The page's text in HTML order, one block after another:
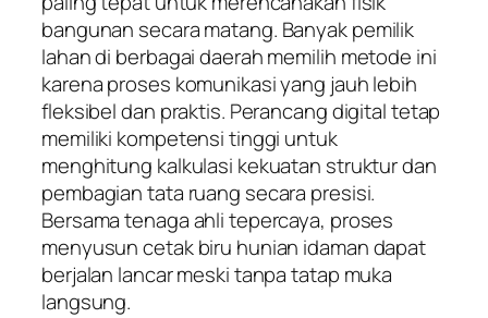
bangunan secara matang. Banyak pemilik
lahan di berbagai daerah memilih metode ini
karena proses komunikasi yang jauh lebih
fleksibel dan praktis. Perancang digital tetap
memiliki kompetensi tinggi untuk
menghitung kalkulasi kekuatan struktur dan
pembagian tata ruang secara presisi.
Bersama tenaga ahli tepercaya, proses
menyusun cetak biru hunian idaman dapat
berjalan lancar meski tanpa tatap muka
langsung.